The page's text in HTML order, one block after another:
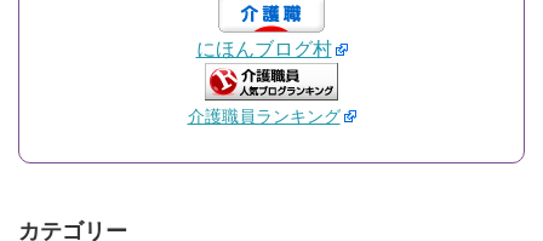
にほんブログ村
介護職員ランキング
カテゴリー